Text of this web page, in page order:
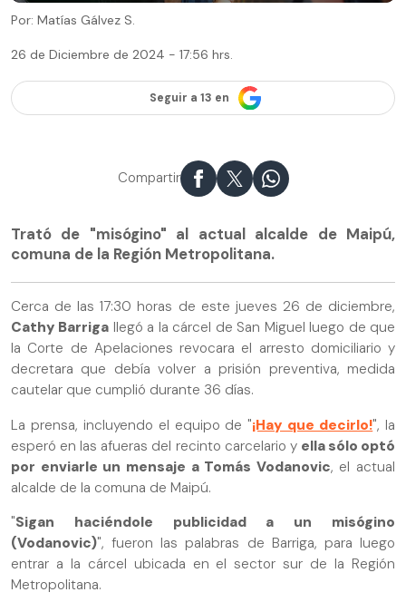
Por: Matías Gálvez S.
26 de Diciembre de 2024 - 17:56 hrs.
Seguir a 13 en
Compartir
Trató de "misógino" al actual alcalde de Maipú,
comuna de la Región Metropolitana.
Cerca de las 17:30 horas de este jueves 26 de diciembre,
Cathy Barriga llegó a la cárcel de San Miguel luego de que
la Corte de Apelaciones revocara el arresto domiciliario y
decretara que debía volver a prisión preventiva, medida
cautelar que cumplió durante 36 días.
La prensa, incluyendo el equipo de "¡Hay que decirlo!", la
esperó en las afueras del recinto carcelario y ella sólo optó
por enviarle un mensaje a Tomás Vodanovic, el actual
alcalde de la comuna de Maipú.
"Sigan haciéndole publicidad a un misógino
(Vodanovic)", fueron las palabras de Barriga, para luego
entrar a la cárcel ubicada en el sector sur de la Región
Metropolitana.